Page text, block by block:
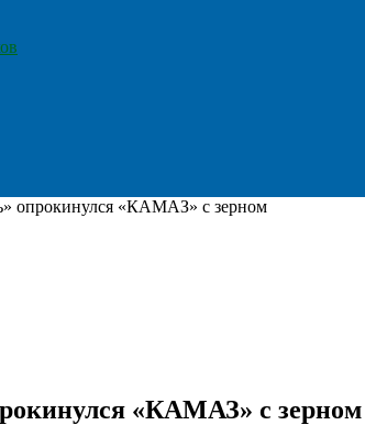
опрокинулся «КАМАЗ» с зерном
«КАМАЗ» с зерном